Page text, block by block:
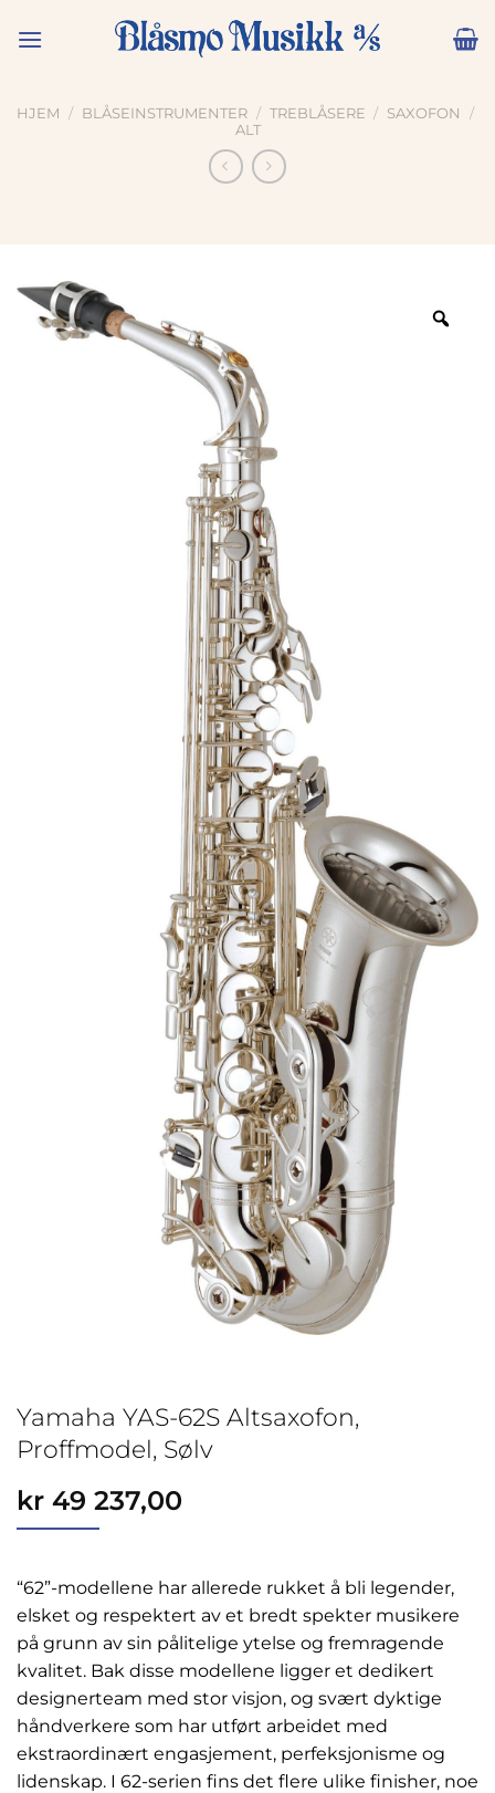
HJEM / BLÅSEINSTRUMENTER / TREBLÅSERE / SAXOFON
/
ALT
Yamaha YAS-62S Altsaxofon,
Proffmodel, Sølv
kr 49 237,00
“62”-modellene har allerede rukket å bli legender,
elsket og respektert av et bredt spekter musikere
på grunn av sin pålitelige ytelse og fremragende
kvalitet. Bak disse modellene ligger et dedikert
designerteam med stor visjon, og svært dyktige
håndverkere som har utført arbeidet med
ekstraordinært engasjement, perfeksjonisme og
lidenskap. I 62-serien fins det flere ulike finisher, noe